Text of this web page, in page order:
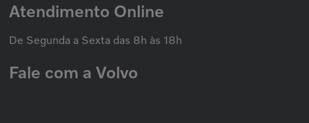
Atendimento Online
De Segunda a Sexta das 8h às 18h
Fale com a Volvo